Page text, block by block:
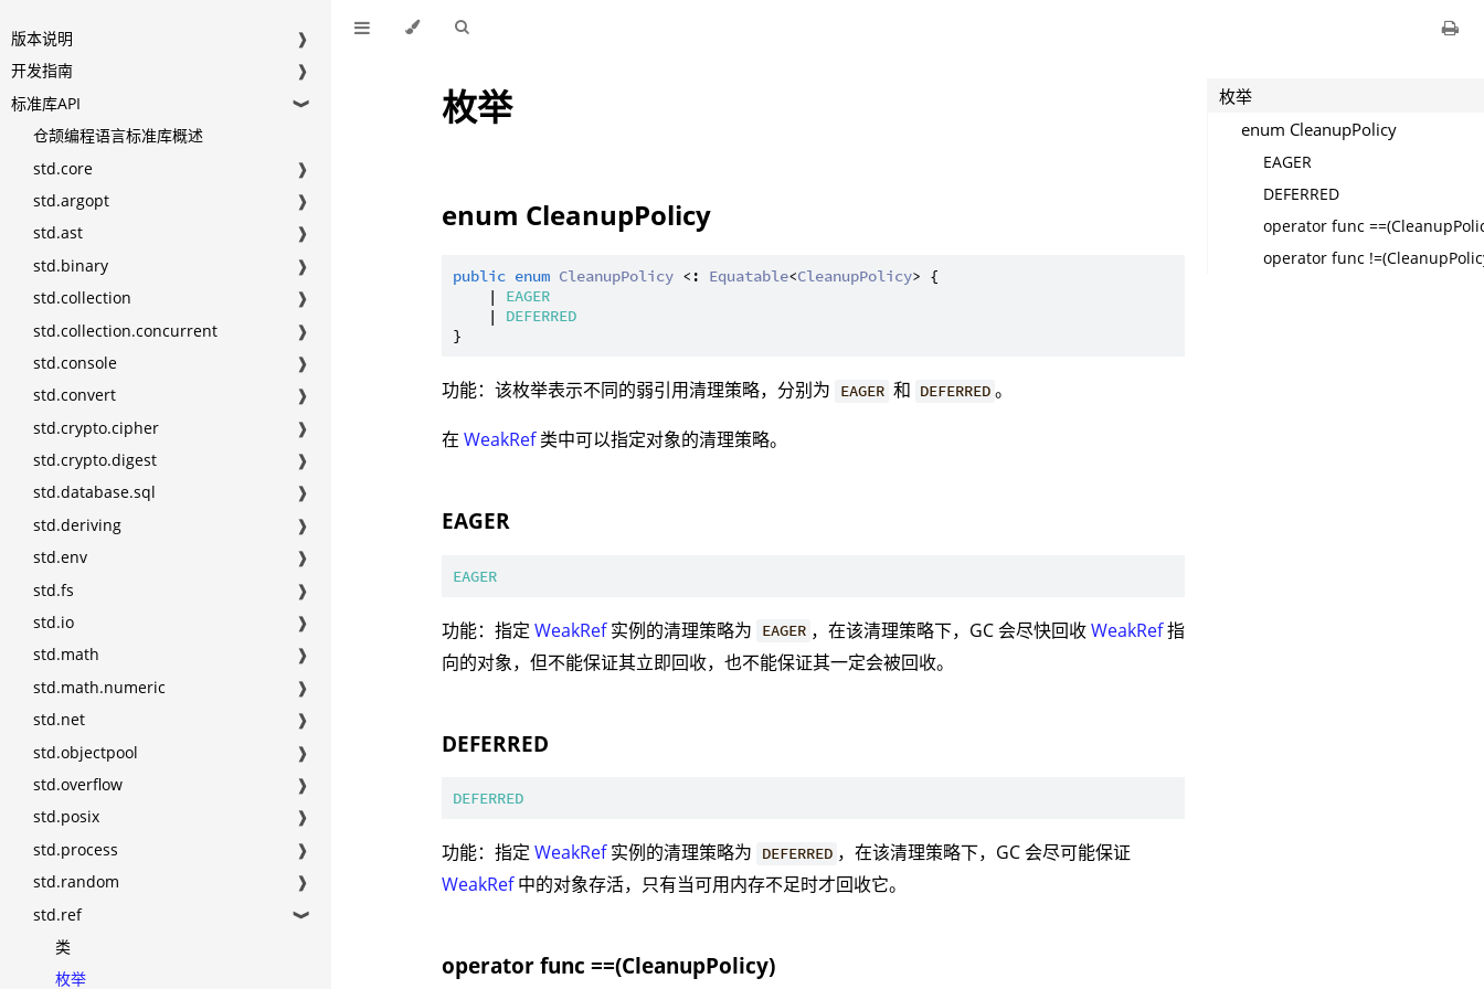
版本说明
❱
开发指南
❱
标准库API
❱
仓颉编程语言标准库概述
std.core
❱
std.argopt
❱
std.ast
❱
std.binary
❱
std.collection
❱
std.collection.concurrent
❱
std.console
❱
std.convert
❱
std.crypto.cipher
❱
std.crypto.digest
❱
std.database.sql
❱
std.deriving
❱
std.env
❱
std.fs
❱
std.io
❱
std.math
❱
std.math.numeric
❱
std.net
❱
std.objectpool
❱
std.overflow
❱
std.posix
❱
std.process
❱
std.random
❱
std.ref
❱
类
枚举
枚举
enum CleanupPolicy
public enum CleanupPolicy <: Equatable<CleanupPolicy> {
    |
EAGER
    |
DEFERRED
功能：该枚举表示不同的弱引用清理策略，分别为 EAGER 和 DEFERRED 。
在WeakRef类中可以指定对象的清理策略。
EAGER
EAGER
功能：指定WeakRef实例的清理策略为 EAGER ，在该清理策略下，GC 会尽快回收WeakRef指
向的对象，但不能保证其立即回收，也不能保证其一定会被回收。
DEFERRED
DEFERRED
功能：指定WeakRef实例的清理策略为 DEFERRED ，在该清理策略下，GC 会尽可能保证
WeakRef中的对象存活，只有当可用内存不足时才回收它。
operator func ==(CleanupPolicy)
枚举
enum CleanupPolicy
EAGER
DEFERRED
operator func
operator func